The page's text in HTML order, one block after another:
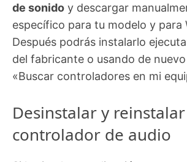
de sonido y descargar
específico para tu modelo y para
Después podrás instalarlo
del fabricante o usando de
«Buscar controladores en mi
Desinstalar y
controlador de audio